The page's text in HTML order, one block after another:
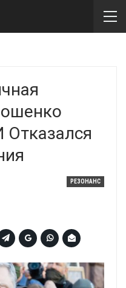
РЕЗОНАНС